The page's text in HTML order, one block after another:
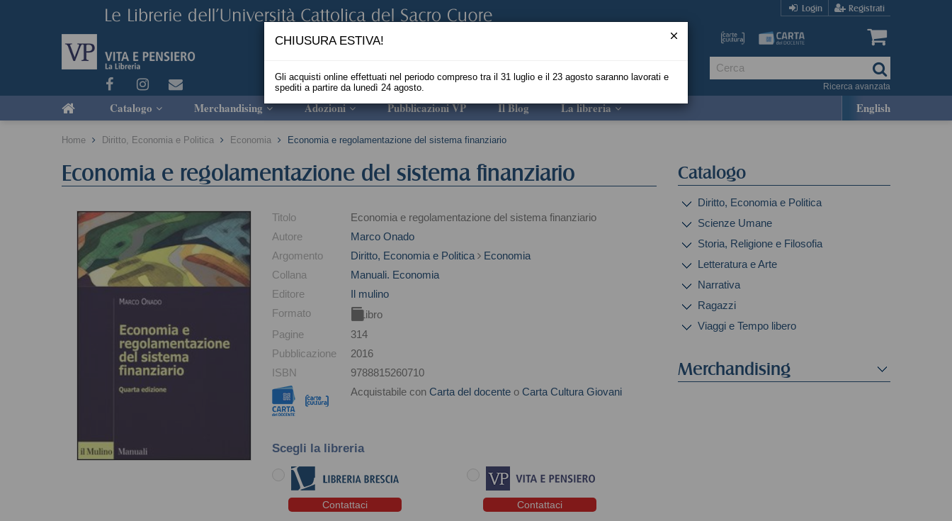
Login Registrati
Ricerca avanzata
Catalogo Merchandising Adozioni Pubblicazioni VP Il Blog La libreria English
Home Diritto, Economia e Politica Economia Economia e regolamentazione del sistema finanziario
Economia e regolamentazione del sistema finanziario
Titolo
Economia e regolamentazione del sistema finanziario
Autore
Marco Onado
Argomento
Diritto, Economia e Politica
Economia
Collana
Manuali. Economia
Editore
Il mulino
Formato
Libro
Pagine
314
Pubblicazione
2016
ISBN
9788815260710
Acquistabile con Carta del docente o Carta Cultura Giovani
Scegli la libreria
Contattaci Contattaci
Catalogo
Diritto, Economia e Politica
Scienze Umane
Storia, Religione e Filosofia
Letteratura e Arte
Narrativa
Ragazzi
Viaggi e Tempo libero
Merchandising
CHIUSURA ESTIVA!
Gli acquisti online effettuati nel periodo compreso tra il 31 luglio e il 23 agosto saranno lavorati e
spediti a partire da lunedì 24 agosto.